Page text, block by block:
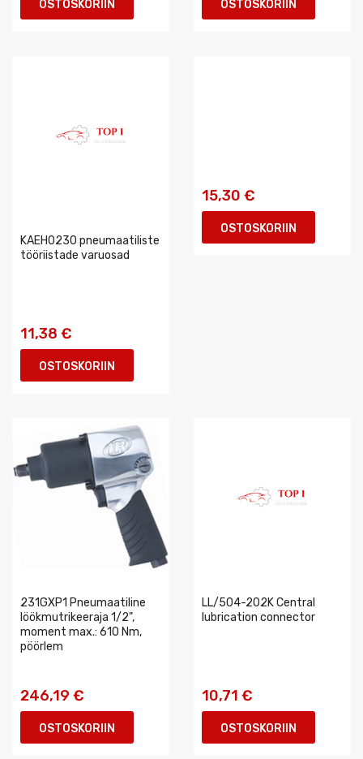
OSTOSKORIIN OSTOSKORIIN
KAEH0230 pneumaatiliste
tööriistade varuosad
11,38 €
OSTOSKORIIN
15,30 €
OSTOSKORIIN
231GXP1 Pneumaatiline
löökmutrikeeraja 1/2",
moment max.: 610 Nm,
pöörlem
246,19 €
OSTOSKORIIN
LL/504-202K Central
lubrication connector
10,71 €
OSTOSKORIIN